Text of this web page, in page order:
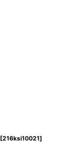
[216ksi10021]